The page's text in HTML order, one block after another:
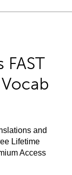
and
Lifetime
Access